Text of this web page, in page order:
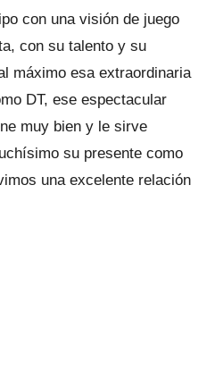
con una visión de juego
con su talento y su
máximo esa extraordinaria
DT, ese espectacular
muy bien y le sirve
su presente como
una excelente relación